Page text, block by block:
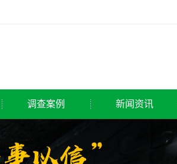
调查案例 新闻资讯